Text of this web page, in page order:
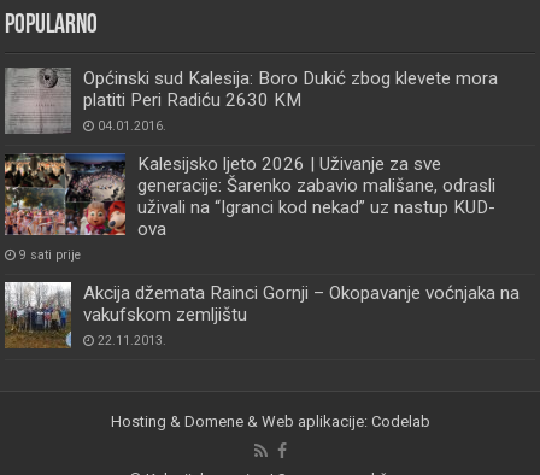
Popularno
Općinski sud Kalesija: Boro Dukić zbog klevete mora
platiti Peri Radiću 2630 KM
04.01.2016.
Kalesijsko ljeto 2026 | Uživanje za sve
generacije: Šarenko zabavio mališane, odrasli
uživali na “Igranci kod nekad” uz nastup KUD-
ova
9 sati prije
Akcija džemata Rainci Gornji – Okopavanje voćnjaka na
vakufskom zemljištu
22.11.2013.
Hosting & Domene & Web aplikacije: Codelab